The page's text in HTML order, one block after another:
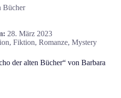
Bücher
28. März 2023
Fiktion, Romanze, Mystery
der alten Bücher“ von Barbara